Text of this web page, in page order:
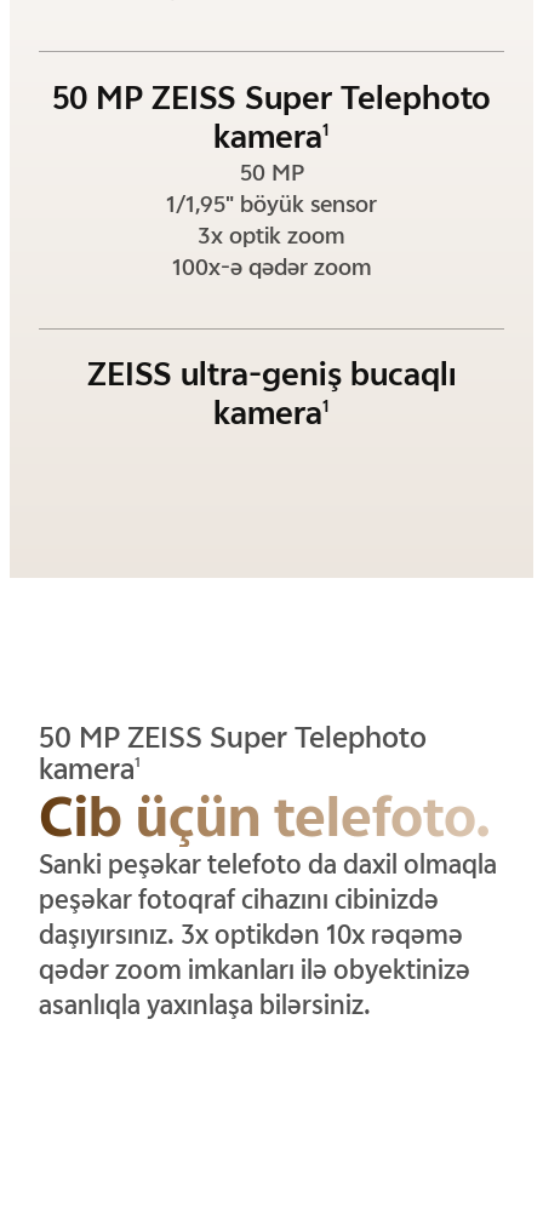
50 MP ZEISS Super Telephoto
kamera1
50 MP
1/1,95" böyük sensor
3x optik zoom
100x-ə qədər zoom
ZEISS ultra-geniş bucaqlı
kamera1
50 MP ZEISS Super Telephoto
kamera1
Cib üçün telefoto.
Sanki peşəkar telefoto da daxil olmaqla
peşəkar fotoqraf cihazını cibinizdə
daşıyırsınız. 3x optikdən 10x rəqəmə
qədər zoom imkanları ilə obyektinizə
asanlıqla yaxınlaşa bilərsiniz.